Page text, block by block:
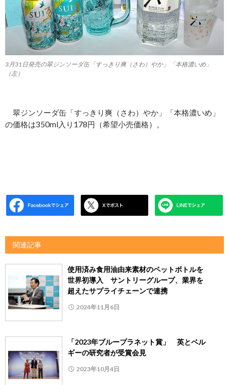
3月31日発売の翠ジンソーダ缶「すっきり爽（さわ）やか」「本格濃いめ」
（左）
翠ジンソーダ缶「すっきり爽（さわ）やか」「本格濃いめ」
の価格は350ml入り178円（希望小売価格）。
関連記事
使用済み食用油由来素材のペットボトルを
世界初導入 サントリーグループ、業界を
超えたサプライチェーンで連携
2024年11月6日
「2023年ブループラネット賞」 英とベル
ギーの研究者が受賞会見
2023年10月4日